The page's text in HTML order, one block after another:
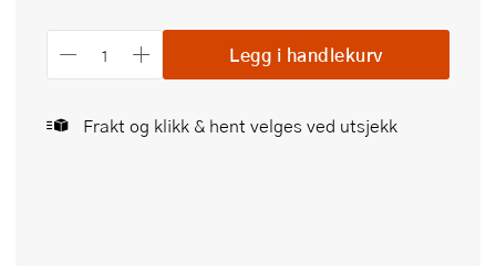
Legg i handlekurv
Frakt og klikk & hent velges ved utsjekk